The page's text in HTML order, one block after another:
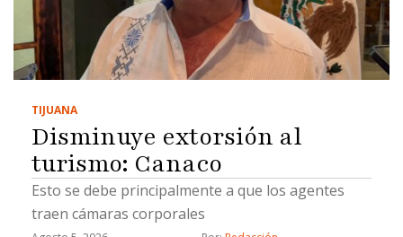
TIJUANA
Disminuye extorsión al
turismo: Canaco
Esto se debe principalmente a que los agentes
traen cámaras corporales